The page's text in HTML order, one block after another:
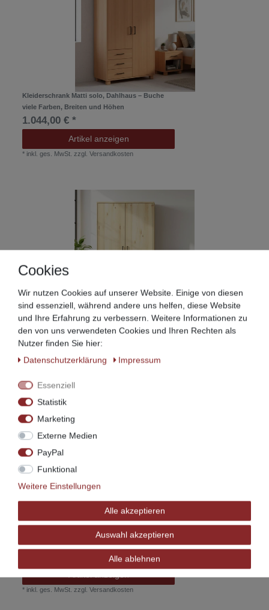
Kleiderschrank Matti solo, Dahlhaus – Buche
viele Farben, Breiten und Höhen
1.044,00 € *
Artikel anzeigen
* inkl. ges. MwSt. zzgl.Versandkosten
Kleiderschrank Matti solo, Dahlhaus – Kiefer
viele Farben, Breiten und Höhen
744,00 € *
Artikel anzeigen
Kleiderschrank Matti, Dahlhaus – Buche
Artikel anzeigen
* inkl. ges. MwSt. zzgl.Versandkosten
Cookies
Wir nutzen Cookies auf unserer Website. Einige von diesen
sind essenziell, während andere uns helfen, diese Website
und Ihre Erfahrung zu verbessern. Weitere Informationen zu
den von uns verwendeten Cookies und Ihren Rechten als
Nutzer finden Sie hier:
Daten­schutz­erklärung
Impressum
Essenziell
Statistik
Marketing
Externe Medien
PayPal
Funktional
Weitere Einstellungen
Alle akzeptieren
Auswahl akzeptieren
Alle ablehnen